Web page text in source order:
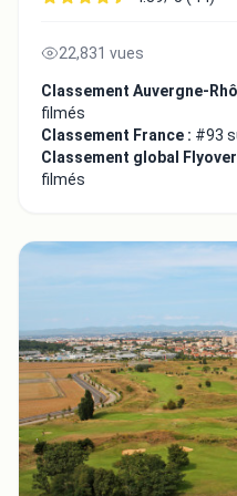
22,831 vues
Classement Auvergne-
filmés
Classement France : #93
Classement global
filmés